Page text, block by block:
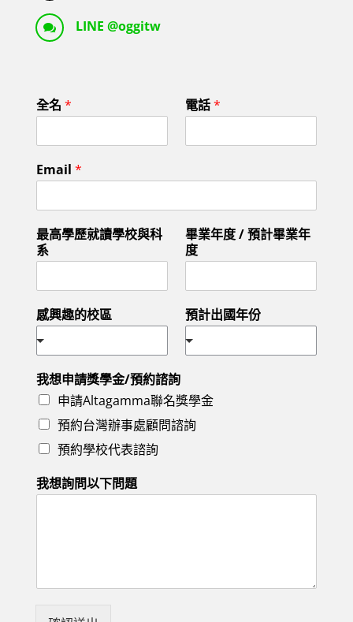
 LINE @oggitw
全名 * 電話*
Email *
最高學歷就讀學校與科
系
畢業年度 / 預計畢業年
度
感興趣的校區 預計出國年份
我想申請獎學金/預約諮詢
申請Altagamma聯名獎學金
預約台灣辦事處顧問諮詢
預約學校代表諮詢
我想詢問以下問題